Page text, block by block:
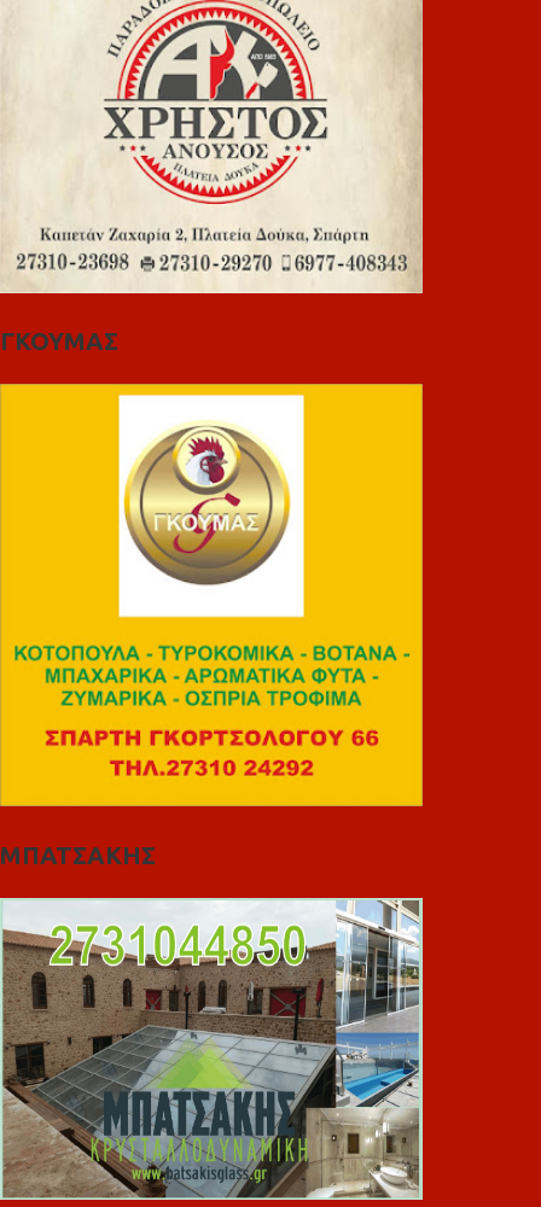
ΓΚΟΥΜΑΣ
ΜΠΑΤΣΑΚΗΣ